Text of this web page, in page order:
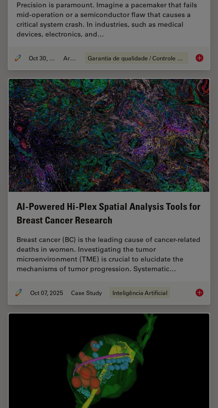
Precision is paramount. Imagine a pacemaker that fails
mid-operation or a semiconductor flaw that causes a
critical system crash. In industries, such as medical
devices, electronics, and…
Oct 30, 2025 Article Garantia de qualidade / Controle de qualidade Quality
AI-Powered Hi-Plex Spatial Analysis Tools for
Breast Cancer Research
Breast cancer (BC) is the leading cause of cancer-related
deaths in women. Investigating the tumor
microenvironment (TME) is crucial to elucidate the
mechanisms of tumor progression. Systematic…
Oct 07, 2025 Case Study Inteligência Artificial AI-